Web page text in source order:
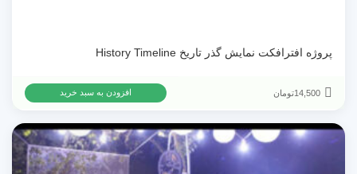
پروژه افترافکت نمایش گذر تاریخ History Timeline
14,500تومان افزودن به سبد خرید